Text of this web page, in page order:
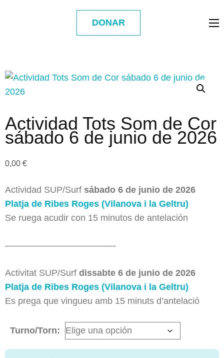
DONAR
Actividad Tots Som de Cor
sábado 6 de junio de 2026
0,00 €
Actividad SUP/Surf sábado 6 de junio de 2026
Platja de Ribes Roges (Vilanova i la Geltru)
Se ruega acudir con 15 minutos de antelación
————————————-
Activitat SUP/Surf dissabte 6 de junio de 2026
Platja de Ribes Roges (Vilanova i la Geltru)
Es prega que vingueu amb 15 minuts d’antelació
Turno/Torn: